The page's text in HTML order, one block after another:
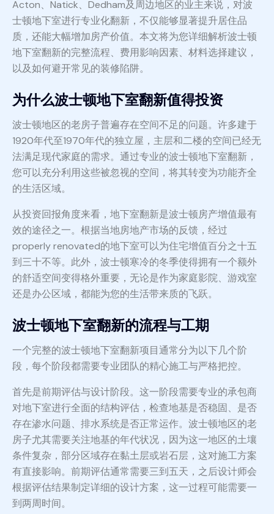
Acton、Natick、Dedham及周边地区的业主来说，对波
士顿地下室进行专业化翻新，不仅能够显著提升居住品
质，还能大幅增加房产价值。本文将为您详细解析波士顿
地下室翻新的完整流程、费用影响因素、材料选择建议，
以及如何避开常见的装修陷阱。
为什么波士顿地下室翻新值得投资
波士顿地区的老房子普遍存在空间不足的问题。许多建于
1920年代至1970年代的独立屋，主层和二楼的空间已经无
法满足现代家庭的需求。通过专业的波士顿地下室翻新，
您可以充分利用这些被忽视的空间，将其转变为功能齐全
的生活区域。
从投资回报角度来看，地下室翻新是波士顿房产增值最有
效的途径之一。根据当地房地产市场的反馈，经过
properly renovated的地下室可以为住宅增值百分之十五
到三十不等。此外，波士顿寒冷的冬季使得拥有一个额外
的舒适空间变得格外重要，无论是作为家庭影院、游戏室
还是办公区域，都能为您的生活带来质的飞跃。
波士顿地下室翻新的流程与工期
一个完整的波士顿地下室翻新项目通常分为以下几个阶
段，每个阶段都需要专业团队的精心施工与严格把控。
首先是前期评估与设计阶段。这一阶段需要专业的承包商
对地下室进行全面的结构评估，检查地基是否稳固、是否
存在渗水问题、排水系统是否正常运作。波士顿地区的老
房子尤其需要关注地基的年代状况，因为这一地区的土壤
条件复杂，部分区域存在黏土层或岩石层，这对施工方案
有直接影响。前期评估通常需要三到五天，之后设计师会
根据评估结果制定详细的设计方案，这一过程可能需要一
到两周时间。